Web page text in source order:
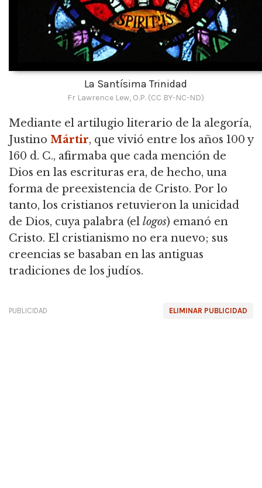
La Santísima Trinidad
Fr Lawrence Lew, O.P. (CC BY-NC-ND)
Mediante el artilugio literario de la alegoría,
Justino Mártir, que vivió entre los años 100 y
160 d. C., afirmaba que cada mención de
Dios en las escrituras era, de hecho, una
forma de preexistencia de Cristo. Por lo
tanto, los cristianos retuvieron la unicidad
de Dios, cuya palabra (el logos) emanó en
Cristo. El cristianismo no era nuevo; sus
creencias se basaban en las antiguas
tradiciones de los judíos.
ELIMINAR PUBLICIDAD
PUBLICIDAD